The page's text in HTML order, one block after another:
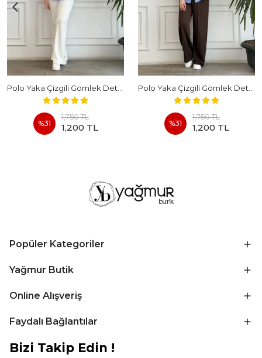
%31
1,750 TL
1,200 TL %31
1,750 TL
1,200 TL
Popüler Kategoriler
Yağmur Butik
Online Alışveriş
Faydalı Bağlantılar
Bizi Takip Edin !